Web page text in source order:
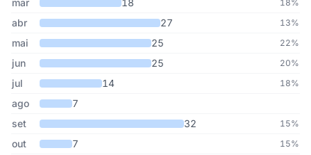
18%
abr 27 13%
mai 25 22%
jun 25 20%
jul 14 18%
ago
7
set
32 15%
out 7 15%